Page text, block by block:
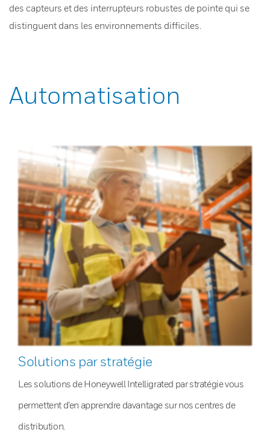
des capteurs et des interrupteurs robustes de pointe qui se
distinguent dans les environnements difficiles.
Automatisation
Solutions par stratégie
Les solutions de Honeywell Intelligrated par stratégie vous
permettent d’en apprendre davantage sur nos centres de
distribution.